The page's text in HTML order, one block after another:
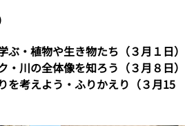
・植物や生き物たち （３月１日）
川の全体像を知ろう （３月８日）
考えよう・ふりかえり （３月15